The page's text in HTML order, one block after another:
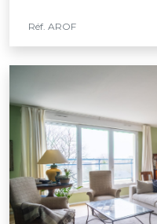
Réf. AROF